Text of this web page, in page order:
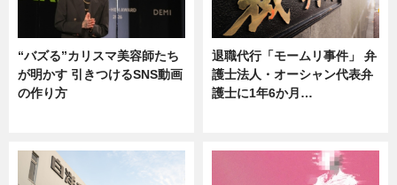
“バズる”カリスマ美容師たち
が明かす 引きつけるSNS動画
の作り方
退職代行「モームリ事件」 弁
護士法人・オーシャン代表弁
護士に1年6か月…